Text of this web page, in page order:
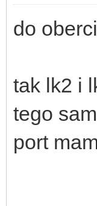
do
tak lk2 i
tego
port